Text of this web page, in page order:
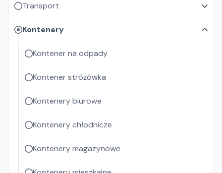
Transport
Kontenery
Kontener na odpady
Kontener stróżówka
Kontenery biurowe
Kontenery chłodnicze
Kontenery magazynowe